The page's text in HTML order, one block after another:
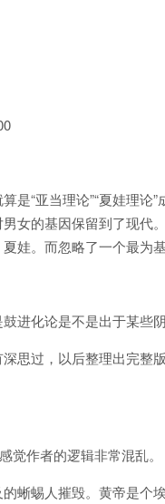
是“亚当理论”“夏娃理
女的基因保留到了现代
娃。而忽略了一个最
进化论是不是出于某些
思过，以后整理出完整
觉作者的逻辑非常混乱。
蜥蜴人摧毁。黄帝是个